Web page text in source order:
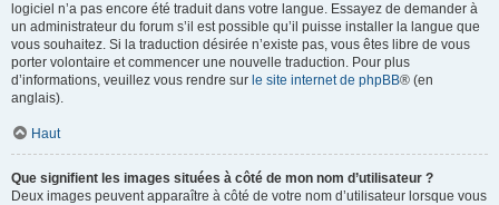
logiciel n’a pas encore été traduit dans votre langue. Essayez de demander à
un administrateur du forum s’il est possible qu’il puisse installer la langue que
vous souhaitez. Si la traduction désirée n’existe pas, vous êtes libre de vous
porter volontaire et commencer une nouvelle traduction. Pour plus
d’informations, veuillez vous rendre sur le site internet de phpBB® (en
anglais).
Haut
Que signifient les images situées à côté de mon nom d’utilisateur ?
Deux images peuvent apparaître à côté de votre nom d’utilisateur lorsque vous